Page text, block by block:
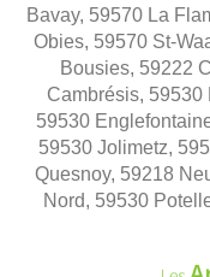
Bavay, 59570 La
Obies, 59570 St-
Bousies, 59222
Cambrésis, 59530
59530
59530 Jolimetz,
Quesnoy, 59218
Nord, 59530